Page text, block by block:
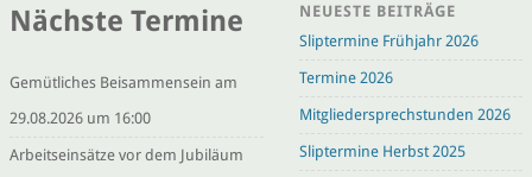
Nächste Termine
Gemütliches Beisammensein am
29.08.2026 um 16:00
Arbeitseinsätze vor dem Jubiläum
NEUESTE BEITRÄGE
Sliptermine Frühjahr 2026
Termine 2026
Mitgliedersprechstunden 2026
Sliptermine Herbst 2025